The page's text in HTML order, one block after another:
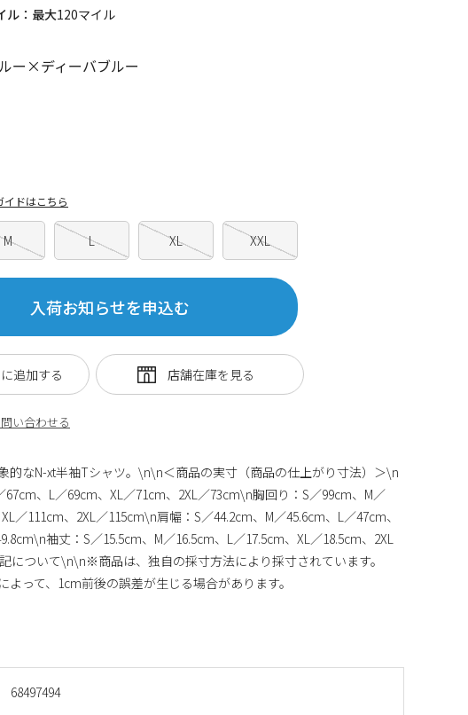
ル：最大120マイル
68497494
ー×ディーバブルー
M L XL XXL
イドはこちら
入荷お知らせを申込む
い合わせる
追加する
的なN-xt半袖Tシャツ。\n\n＜商品の実寸（商品の仕上がり寸法）＞\n
67cm、L／69cm、XL／71cm、2XL／73cm\n胸回り：S／99cm、M／
／111cm、2XL／115cm\n肩幅：S／44.2cm、M／45.6cm、L／47cm、
袖丈：S／15.5cm、M／16.5cm、L／17.5cm、XL／18.5cm、2XL
について\n\n※商品は、独自の採寸方法により採寸されています。
って、1cm前後の誤差が生じる場合があります。